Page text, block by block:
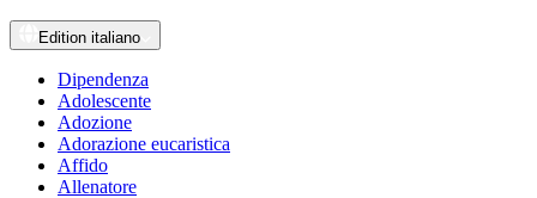
Edition italiano
Dipendenza
Adolescente
Adozione
Adorazione eucaristica
Affido
Allenatore